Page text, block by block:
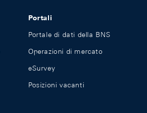
Portali
Portale di dati della BNS
Operazioni di mercato
eSurvey
Posizioni vacanti